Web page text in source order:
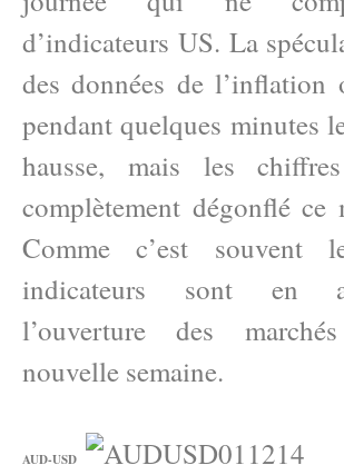
d’indicateurs US. La
des données de l’inflation
pendant quelques minutes
hausse, mais les
complètement dégonflé ce
Comme c’est souvent
indicateurs sont en
l’ouverture des
nouvelle semaine.
AUD-USD